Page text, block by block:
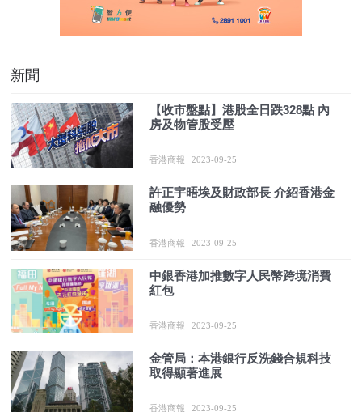
新聞
【收市盤點】港股全日跌328點 內
房及物管股受壓
香港商報 2023-09-25
許正宇晤埃及財政部長 介紹香港金
融優勢
香港商報 2023-09-25
中銀香港加推數字人民幣跨境消費
紅包
香港商報 2023-09-25
金管局：本港銀行反洗錢合規科技
取得顯著進展
香港商報 2023-09-25